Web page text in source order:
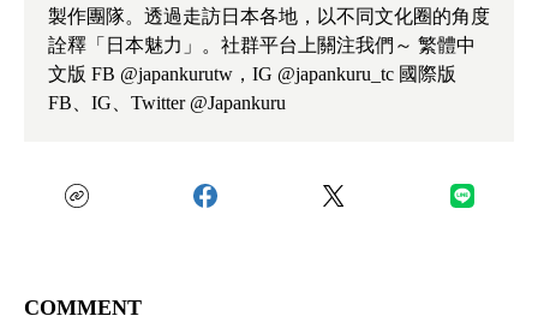
製作團隊。透過走訪日本各地，以不同文化圈的角度
詮釋「日本魅力」。社群平台上關注我們～ 繁體中
文版 FB @japankurutw，IG @japankuru_tc 國際版
FB、IG、Twitter @Japankuru
COMMENT